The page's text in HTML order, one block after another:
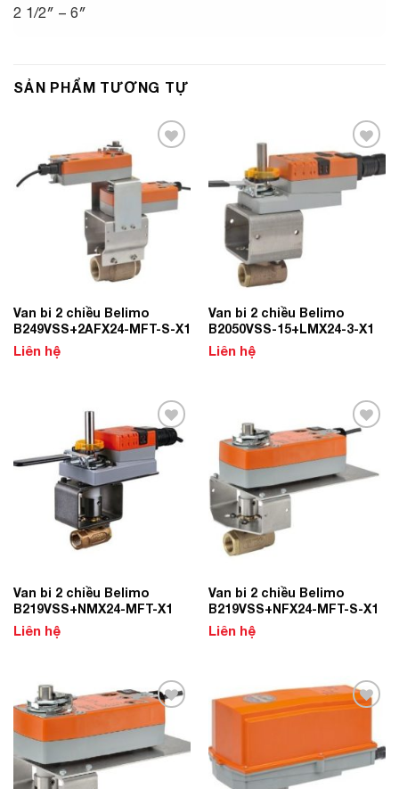
2 1/2″ – 6″
SẢN PHẨM TƯƠNG TỰ
Van bi 2 chiều Belimo
B249VSS+2AFX24-MFT-S-X1
Liên hệ
Add to
Wishlist
Van bi 2 chiều Belimo
B2050VSS-15+LMX24-3-X1
Liên hệ
Add to
Wishlist
Van bi 2 chiều Belimo
B219VSS+NMX24-MFT-X1
Liên hệ
Add to
Wishlist
Van bi 2 chiều Belimo
B219VSS+NFX24-MFT-S-X1
Liên hệ
Add to
Wishlist